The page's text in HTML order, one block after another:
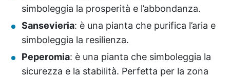
simboleggia la prosperità e l’abbondanza.
Sansevieria: è una pianta che purifica l’aria e
simboleggia la resilienza.
Peperomia: è una pianta che simboleggia la
sicurezza e la stabilità. Perfetta per la zona